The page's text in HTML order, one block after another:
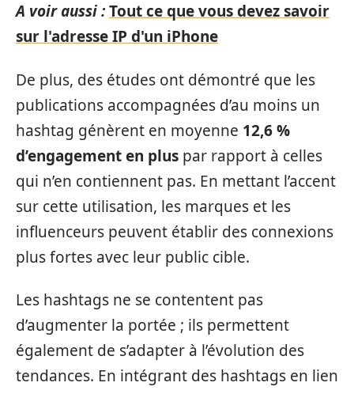
A voir aussi :Tout ce que vous devez savoir
sur l'adresse IP d'un iPhone
De plus, des études ont démontré que les
publications accompagnées d’au moins un
hashtag génèrent en moyenne 12,6 %
d’engagement en plus par rapport à celles
qui n’en contiennent pas. En mettant l’accent
sur cette utilisation, les marques et les
influenceurs peuvent établir des connexions
plus fortes avec leur public cible.
Les hashtags ne se contentent pas
d’augmenter la portée ; ils permettent
également de s’adapter à l’évolution des
tendances. En intégrant des hashtags en lien